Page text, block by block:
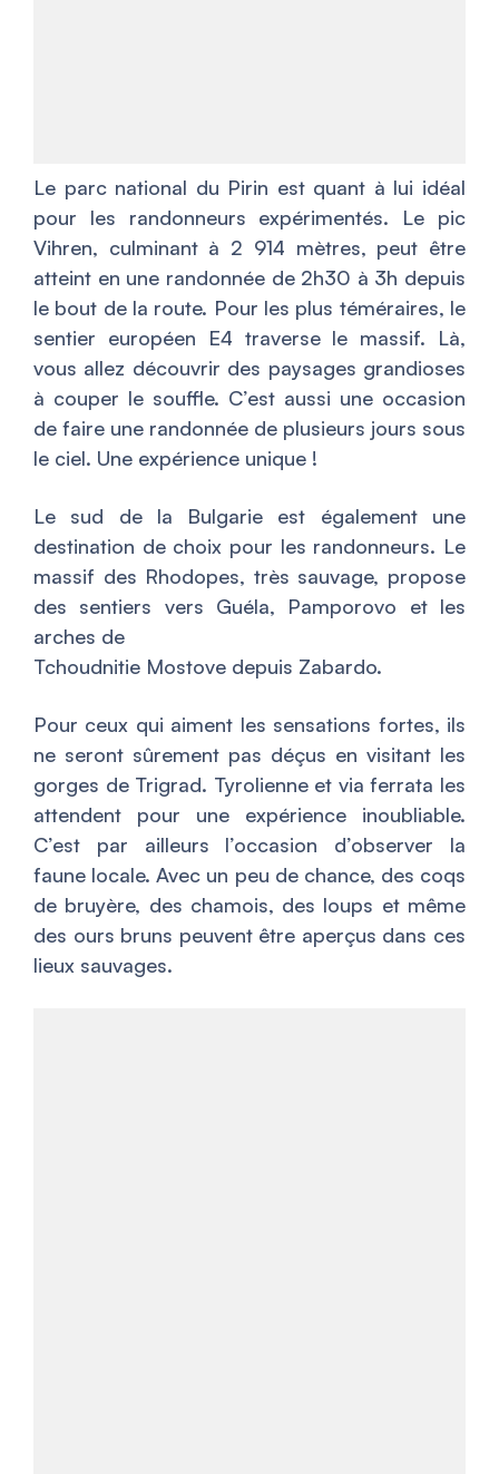
Le parc national du Pirin est quant à lui idéal
pour les randonneurs expérimentés. Le pic
Vihren, culminant à 2 914 mètres, peut être
atteint en une randonnée de 2h30 à 3h depuis
le bout de la route. Pour les plus téméraires, le
sentier européen E4 traverse le massif. Là,
vous allez découvrir des paysages grandioses
à couper le souffle. C’est aussi une occasion
de faire une randonnée de plusieurs jours sous
le ciel. Une expérience unique !
Le sud de la Bulgarie est également une
destination de choix pour les randonneurs. Le
massif des Rhodopes, très sauvage, propose
des sentiers vers Guéla, Pamporovo et les
arches de
Tchoudnitie Mostove depuis Zabardo.
Pour ceux qui aiment les sensations fortes, ils
ne seront sûrement pas déçus en visitant les
gorges de Trigrad. Tyrolienne et via ferrata les
attendent pour une expérience inoubliable.
C’est par ailleurs l’occasion d’observer la
faune locale. Avec un peu de chance, des coqs
de bruyère, des chamois, des loups et même
des ours bruns peuvent être aperçus dans ces
lieux sauvages.